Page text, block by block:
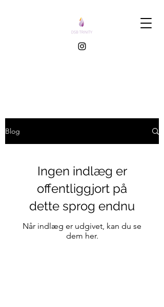
Blog
Ingen indlæg er
offentliggjort på
dette sprog endnu
Når indlæg er udgivet, kan du se
dem her.